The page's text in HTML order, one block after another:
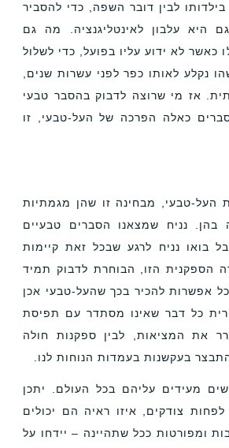
לבין דובר השפה, כדי להסביר
עלבון לאינטליגנציה. מה גם
לא ידוע עליו בפועל, כדי לשלול
נקלע לאותו כפר לפני עשרות שנים,
אז מי שרוצה לדבוק בהסבר טבעי
כאלה הפרכה של העל-טבעי, זו
העל-טבעי, מבחינה זו שהן מגמתיות
בהן. נניח שמצאנו הסברים טבעיים
בואו נניח לרגע שבכל זאת קיימות
הספקנית הזו, הבוחרת לדבוק תמיד
אפשרות להכיר בכך שהעל-טבעי אכן
כל דבר שאינו מסתדר עם תפיסת
את המציאות, לבין ספקנות חולה
בעקשנות בעמדות הנוחות לנו.
מעידים עליהם בכל העולם. יתכן
צודקים, איזו ראיה הם יכולים
ומפורטות ככל שתהיינה – יידחו על